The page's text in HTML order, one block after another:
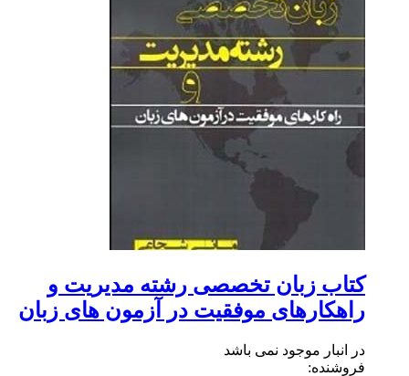
کتاب زبان تخصصی رشته مدیریت و
راهکارهای موفقیت در آزمون های زبان
در انبار موجود نمی باشد
فروشنده: